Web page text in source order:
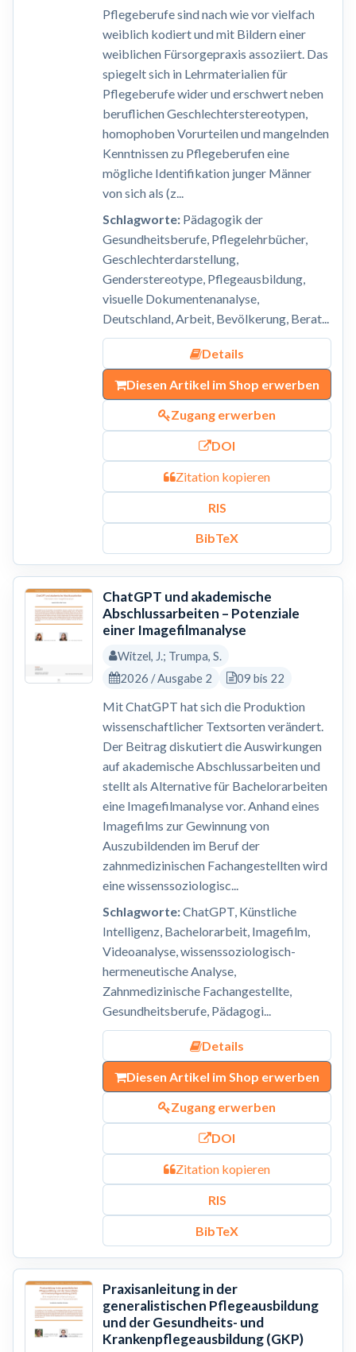
Pflegeberufe sind nach wie vor vielfach
weiblich kodiert und mit Bildern einer
weiblichen Fürsorgepraxis assoziiert. Das
spiegelt sich in Lehrmaterialien für
Pflegeberufe wider und erschwert neben
beruflichen Geschlechterstereotypen,
homophoben Vorurteilen und mangelnden
Kenntnissen zu Pflegeberufen eine
mögliche Identifikation junger Männer
von sich als (z...
Schlagworte:Pädagogik der
Gesundheitsberufe, Pflegelehrbücher,
Geschlechterdarstellung,
Genderstereotype, Pflegeausbildung,
visuelle Dokumentenanalyse,
Deutschland, Arbeit, Bevölkerung, Berat...
Details
Diesen Artikel im Shop erwerben
Zugang erwerben
DOI
Zitation kopieren
RIS
BibTeX
ChatGPT und akademische
Abschlussarbeiten – Potenziale
einer Imagefilmanalyse
Witzel, J.; Trumpa, S.
2026 / Ausgabe 2
09 bis 22
Mit ChatGPT hat sich die Produktion
wissenschaftlicher Textsorten verändert.
Der Beitrag diskutiert die Auswirkungen
auf akademische Abschlussarbeiten und
stellt als Alternative für Bachelorarbeiten
eine Imagefilmanalyse vor. Anhand eines
Imagefilms zur Gewinnung von
Auszubildenden im Beruf der
zahnmedizinischen Fachangestellten wird
eine wissenssoziologisc...
Schlagworte:ChatGPT, Künstliche
Intelligenz, Bachelorarbeit, Imagefilm,
Videoanalyse, wissenssoziologisch-
hermeneutische Analyse,
Zahnmedizinische Fachangestellte,
Gesundheitsberufe, Pädagogi...
Details
Diesen Artikel im Shop erwerben
Zugang erwerben
DOI
Zitation kopieren
RIS
BibTeX
Praxisanleitung in der
generalistischen Pflegeausbildung
und der Gesundheits- und
Krankenpflegeausbildung (GKP)